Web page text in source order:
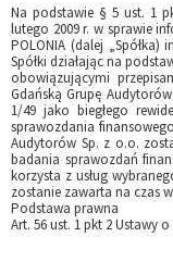
Na podstawie § 5 ust. 1
lutego 2009 r. w sprawie
POLONIA (dalej
Spółki działając na
obowiązującymi
Gdańską Grupę
1/49 jako biegłego
sprawozdania
Audytorów Sp. z o.o.
badania sprawozdań
korzysta z usług
zostanie zawarta na czas
Podstawa prawna
Art. 56 ust. 1 pkt 2 Ustawy